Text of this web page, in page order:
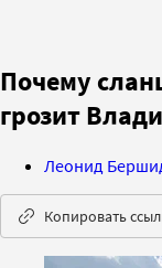
Почему
грозит
Леонид
Копировать